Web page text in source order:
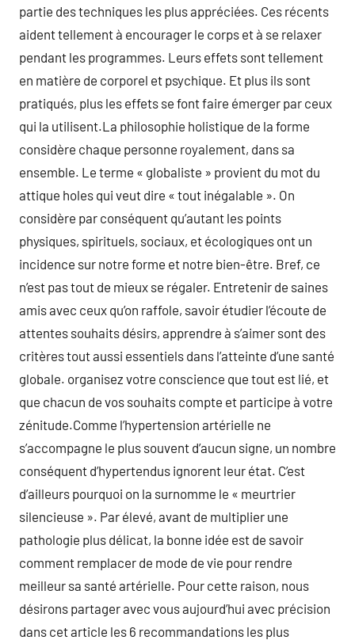
partie des techniques les plus appréciées. Ces récents
aident tellement à encourager le corps et à se relaxer
pendant les programmes. Leurs effets sont tellement
en matière de corporel et psychique. Et plus ils sont
pratiqués, plus les effets se font faire émerger par ceux
qui la utilisent.La philosophie holistique de la forme
considère chaque personne royalement, dans sa
ensemble. Le terme « globaliste » provient du mot du
attique holes qui veut dire « tout inégalable ». On
considère par conséquent qu’autant les points
physiques, spirituels, sociaux, et écologiques ont un
incidence sur notre forme et notre bien-être. Bref, ce
n’est pas tout de mieux se régaler. Entretenir de saines
amis avec ceux qu’on raffole, savoir étudier l’écoute de
attentes souhaits désirs, apprendre à s’aimer sont des
critères tout aussi essentiels dans l’atteinte d’une santé
globale. organisez votre conscience que tout est lié, et
que chacun de vos souhaits compte et participe à votre
zénitude.Comme l’hypertension artérielle ne
s’accompagne le plus souvent d’aucun signe, un nombre
conséquent d’hypertendus ignorent leur état. C’est
d’ailleurs pourquoi on la surnomme le « meurtrier
silencieuse ». Par élevé, avant de multiplier une
pathologie plus délicat, la bonne idée est de savoir
comment remplacer de mode de vie pour rendre
meilleur sa santé artérielle. Pour cette raison, nous
désirons partager avec vous aujourd’hui avec précision
dans cet article les 6 recommandations les plus